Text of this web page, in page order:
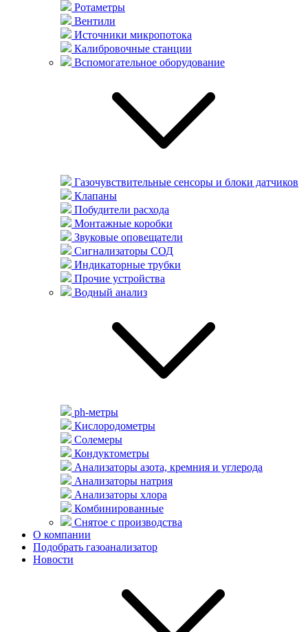
Ротаметры
Вентили
Источники микропотока
Калибровочные станции
Вспомогательное оборудование
Газочувствительные сенсоры и блоки датчиков
Клапаны
Побудители расхода
Монтажные коробки
Звуковые оповещатели
Сигнализаторы СОД
Индикаторные трубки
Прочие устройства
Водный анализ
ph-метры
Кислородометры
Солемеры
Кондуктометры
Анализаторы азота, кремния и углерода
Анализаторы натрия
Анализаторы хлора
Комбинированные
Снятое с производства
О компании
Подобрать газоанализатор
Новости